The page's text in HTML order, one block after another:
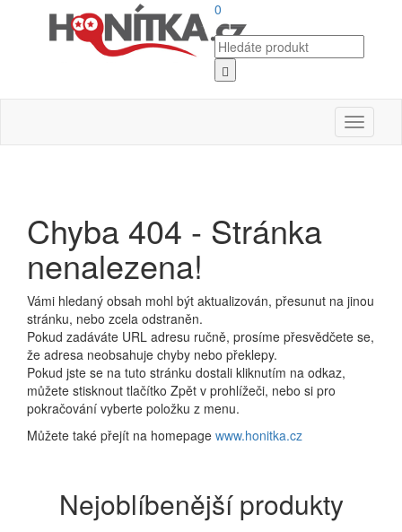
0
Toggle
Chyba 404 - Stránka
nenalezena!
Vámi hledaný obsah mohl být aktualizován, přesunut na jinou
stránku, nebo zcela odstraněn.
Pokud zadáváte URL adresu ručně, prosíme přesvědčete se,
že adresa neobsahuje chyby nebo překlepy.
Pokud jste se na tuto stránku dostali kliknutím na odkaz,
můžete stisknout tlačítko Zpět v prohlížeči, nebo si pro
pokračování vyberte položku z menu.
Můžete také přejít na homepage www.honitka.cz
Nejoblíbenější produkty